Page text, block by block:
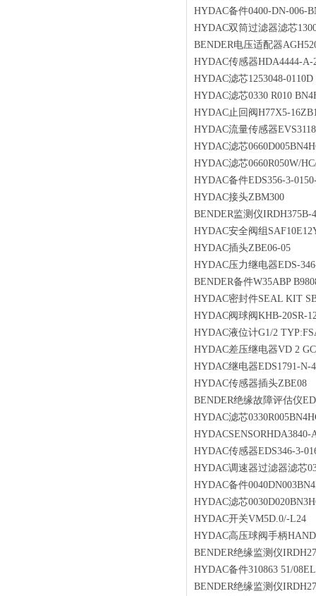
HYDAC备件0400-DN-006-
HYDAC双筒过滤器滤芯
BENDER电压适配器
HYDAC传感器HDA4444-A-
HYDAC滤芯1253048-0110D
HYDAC滤芯0330 R010
HYDAC止回阀H77X5-
HYDAC流量传感器
HYDAC滤芯
HYDAC滤芯0660R050W/
HYDAC备件EDS356-3-
HYDAC接头ZBM300
BENDER监测仪IRDH375B-
HYDAC安全阀组
HYDAC插头ZBE06-05
HYDAC压力继电器EDS-
BENDER备件W35ABP
HYDAC密封件SEAL KIT
HYDAC阀球阀KHB-20SR-
HYDAC液位计G1/2
HYDAC差压继电器VD 2
HYDAC继电器EDS1791-N-
HYDAC传感器插头ZBE08
BENDER绝缘故障评估仪
HYDAC滤芯
HYDACSENSORHDA3840-
HYDAC传感器EDS346-3-
HYDAC调速器过滤器滤芯
HYDAC备件
HYDAC滤芯
HYDAC开关VM5D.0/-L24
HYDAC高压球阀手柄
BENDER绝缘监测仪
HYDAC备件310863 51/
BENDER绝缘监测仪